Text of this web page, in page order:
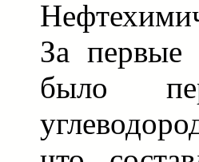
За
было